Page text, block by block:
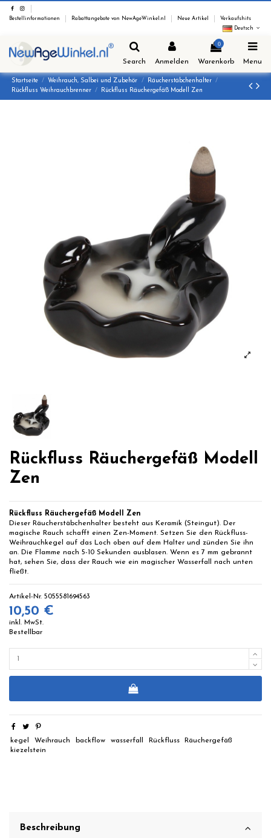
Bestellinformationen Rabattangebote von NewAgeWinkel.nl Neue Artikel
Verkaufshits
Deutsch
Search Anmelden
0
Warenkorb Menu
Startseite Weihrauch, Salbei und Zubehör
Räucherstäbchenhalter
Rückfluss Weihrauchbrenner
Rückfluss Räuchergefäß Modell Zen
Rückfluss Räuchergefäß Modell
Zen
Rückfluss Räuchergefäß Modell Zen
Dieser Räucherstäbchenhalter besteht aus Keramik (Steingut). Der
magische Rauch schafft einen Zen-Moment. Setzen Sie den Rückfluss-
Weihrauchkegel auf das Loch oben auf dem Halter und zünden Sie ihn
an. Die Flamme nach 5-10 Sekunden ausblasen. Wenn es 7 mm gebrannt
hat, sehen Sie, dass der Rauch wie ein magischer Wasserfall nach unten
fließt.
Artikel-Nr. 5055581694563
10,50 €
inkl. MwSt.
Bestellbar
kegel Weihrauch backflow wasserfall Rückfluss
Räuchergefäß
kiezelstein
Beschreibung